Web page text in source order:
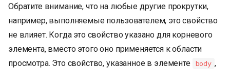
Обратите внимание, что на любые другие прокрутки,
например, выполняемые пользователем, это свойство
не влияет. Когда это свойство указано для корневого
элемента, вместо этого оно применяется к области
просмотра. Это свойство, указанное в элементе body ,